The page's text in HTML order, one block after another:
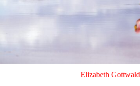
Elizabeth Gottwald